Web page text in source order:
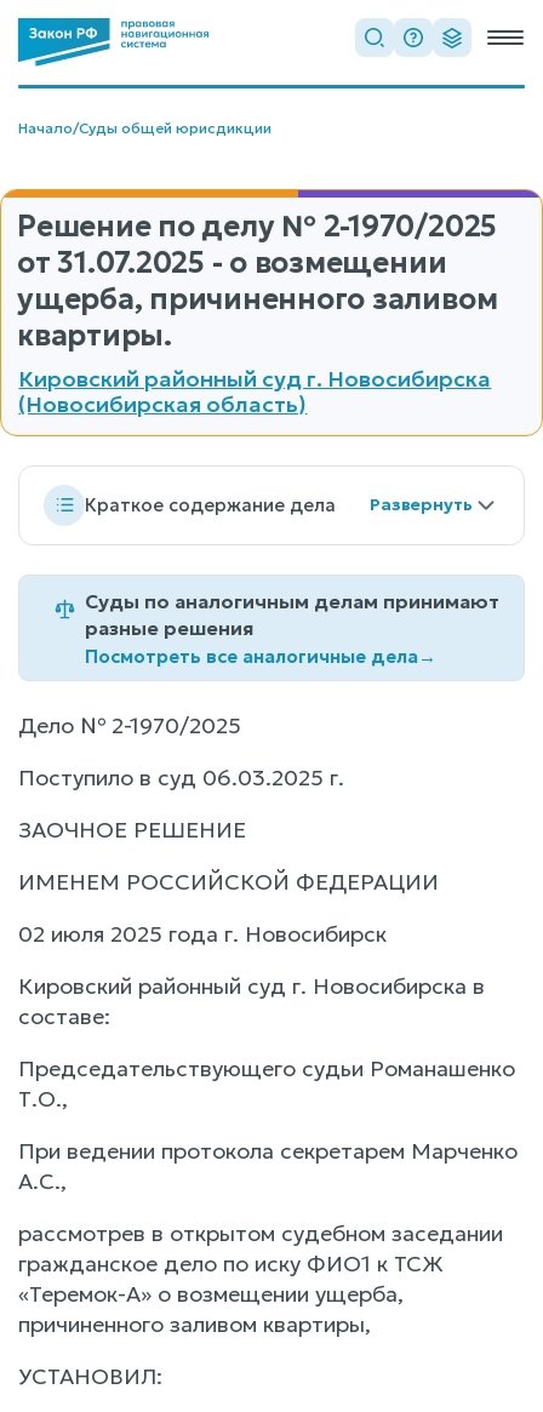
Начало/Суды общей юрисдикции
Решение по делу № 2-1970/2025
от 31.07.2025 - о возмещении
ущерба, причиненного заливом
квартиры.
Кировский районный суд г. Новосибирска
(Новосибирская область)
Краткое содержание дела
Суды по аналогичным делам принимают
разные решения
Посмотреть все аналогичные дела→
Дело № 2-1970/2025
Поступило в суд 06.03.2025 г.
ЗАОЧНОЕ РЕШЕНИЕ
ИМЕНЕМ РОССИЙСКОЙ ФЕДЕРАЦИИ
02 июля 2025 года г. Новосибирск
Кировский районный суд г. Новосибирска в
составе:
Председательствующего судьи Романашенко
Т.О.,
При ведении протокола секретарем Марченко
А.С.,
рассмотрев в открытом судебном заседании
гражданское дело по иску ФИО1 к ТСЖ
«Теремок-А» о возмещении ущерба,
причиненного заливом квартиры,
УСТАНОВИЛ: